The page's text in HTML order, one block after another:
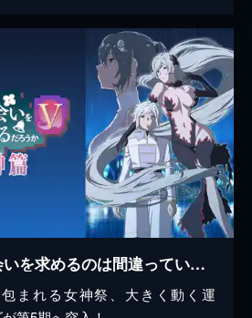
ダンジョンに出会いを求めるのは間違っているだろうかV 豊穣の女神篇
まれる女神祭、大きく動く運